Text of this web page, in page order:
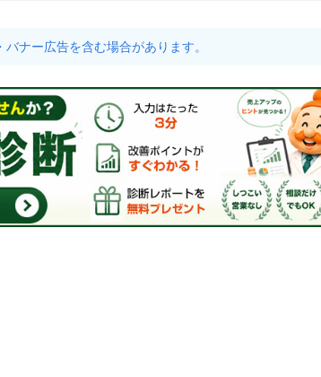
ナー広告を含む場合があります。